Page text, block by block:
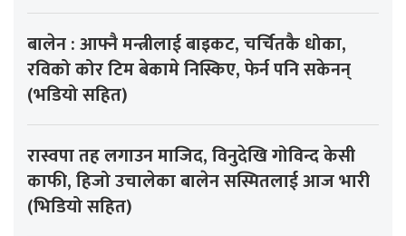
बालेन : आफ्नै मन्त्रीलाई बाइकट, चर्चितकै धोका,
रविको कोर टिम बेकामे निस्किए, फेर्न पनि सकेनन्
(भडियो सहित)
रास्वपा तह लगाउन माजिद, विनुदेखि गोविन्द केसी
काफी, हिजो उचालेका बालेन सस्मितलाई आज भारी
(भिडियो सहित)